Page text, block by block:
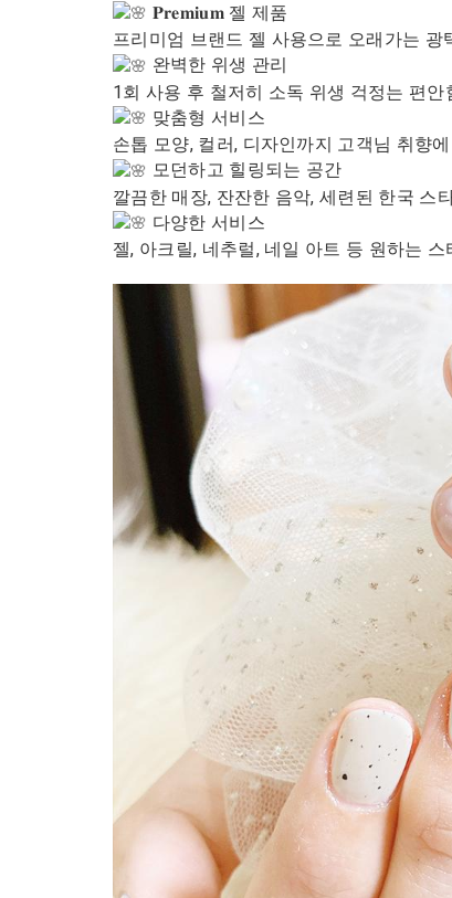
𝐏𝐫𝐞𝐦𝐢𝐮𝐦 젤 제품
프리미엄 브랜드 젤 사용으로 오래가는 광
완벽한 위생 관리
1회 사용 후 철저히 소독 위생 걱정는 편안
맞춤형 서비스
손톱 모양, 컬러, 디자인까지 고객님 취향
모던하고 힐링되는 공간
깔끔한 매장, 잔잔한 음악, 세련된 한국 스
다양한 서비스
젤, 아크릴, 네추럴, 네일 아트 등 원하는